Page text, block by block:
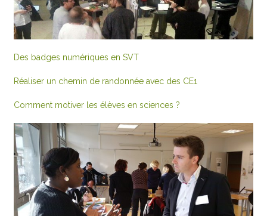
Des badges numériques en SVT
Réaliser un chemin de randonnée avec des CE1
Comment motiver les élèves en sciences ?